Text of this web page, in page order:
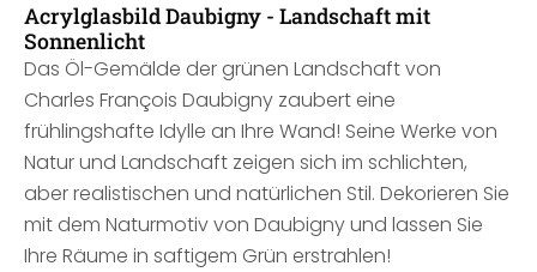
Acrylglasbild Daubigny - Landschaft mit
Sonnenlicht
Das Öl-Gemälde der grünen Landschaft von
Charles François Daubigny zaubert eine
frühlingshafte Idylle an Ihre Wand! Seine Werke von
Natur und Landschaft zeigen sich im schlichten,
aber realistischen und natürlichen Stil. Dekorieren Sie
mit dem Naturmotiv von Daubigny und lassen Sie
Ihre Räume in saftigem Grün erstrahlen!